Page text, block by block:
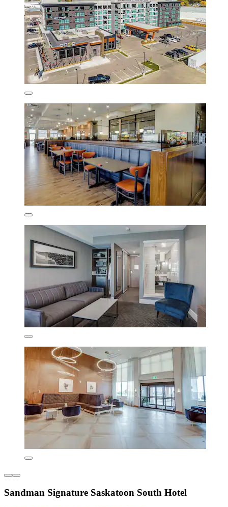
Sandman Signature Saskatoon South Hotel